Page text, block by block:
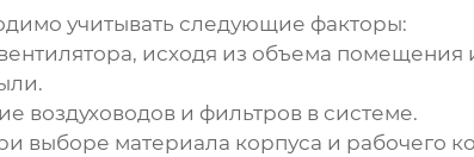
учитывать следующие факторы:
исходя из объема помещения
воздуховодов и фильтров в системе.
выборе материала корпуса и рабочего